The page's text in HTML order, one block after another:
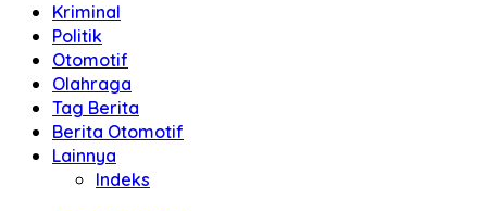
Kriminal
Politik
Otomotif
Olahraga
Tag Berita
Berita Otomotif
Lainnya
Indeks